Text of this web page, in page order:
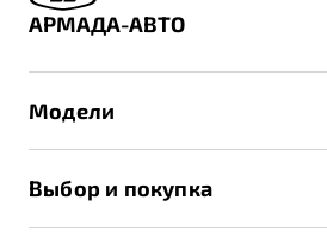
АРМАДА-АВТО
Модели
Выбор и покупка